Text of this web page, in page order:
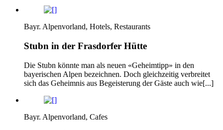
Bayr. Alpenvorland, Hotels, Restaurants
Stubn in der Frasdorfer Hütte
Die Stubn könnte man als neuen «Geheimtipp» in den
bayerischen Alpen bezeichnen. Doch gleichzeitig verbreitet
sich das Geheimnis aus Begeisterung der Gäste auch wie[...]
Bayr. Alpenvorland, Cafes